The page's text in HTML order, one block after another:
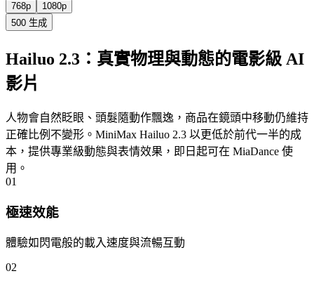
768p
1080p
500 生成
Hailuo 2.3：真實物理與動態的電影級 AI
影片
人物會自然眨眼、頭髮隨動作飄逸，商品在鏡頭中移動仍維持
正確比例不變形。MiniMax Hailuo 2.3 以更低於前代一半的成
本，提供專業級動態與表情效果，即日起可在 MiaDance 使
用。
01
極速效能
體驗如閃電般的載入速度與流暢互動
02